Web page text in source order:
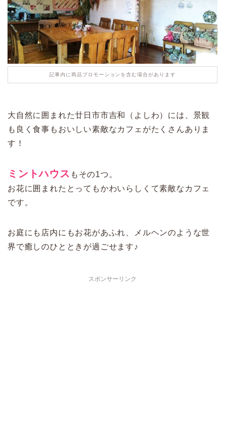
記事内に商品プロモーションを含む場合があります
大自然に囲まれた廿日市市吉和（よしわ）には、景観
も良く食事もおいしい素敵なカフェがたくさんありま
す！
ミントハウス もその1つ。
お花に囲まれたとってもかわいらしくて素敵なカフェ
です。
お庭にも店内にもお花があふれ、メルヘンのような世
界で癒しのひとときが過ごせます♪
スポンサーリンク